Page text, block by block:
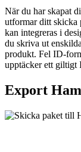
När du har skapat
utformar ditt skicka
kan integreras i
du skriva ut
produkt. Fel ID-
upptäcker ett giltigt
Export